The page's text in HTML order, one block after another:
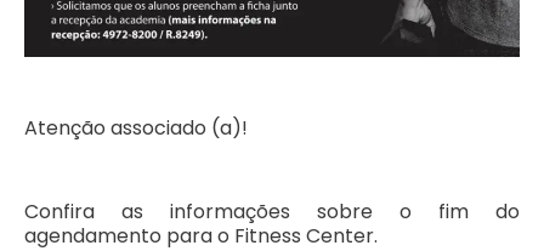
Atenção associado (a)!
Confira as informações sobre o fim do
agendamento para o Fitness Center.